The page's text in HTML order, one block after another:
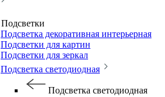
Подсветки
Подсветка декоративная интерьерная
Подсветки для картин
Подсветки для зеркал
Подсветка светодиодная
Подсветка светодиодная